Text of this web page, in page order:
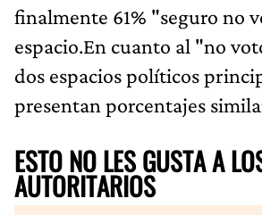
finalmente 61% "seguro no
espacio.En cuanto al "no
dos espacios políticos
presentan porcentajes
ESTO NO LES GUSTA A
AUTORITARIOS